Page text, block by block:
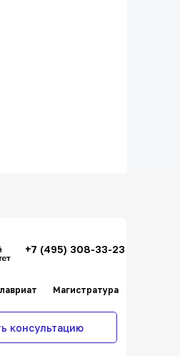
консультацию
+7 (495) 308-33-23
Магистратура